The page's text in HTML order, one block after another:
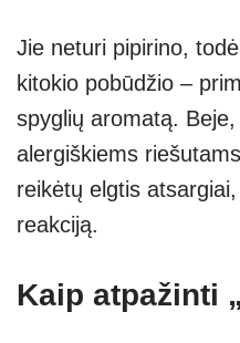
Jie neturi pipirino,
kitokio pobūdžio –
spyglių aromatą.
alergiškiems
reikėtų elgtis
reakciją.
Kaip atpažinti